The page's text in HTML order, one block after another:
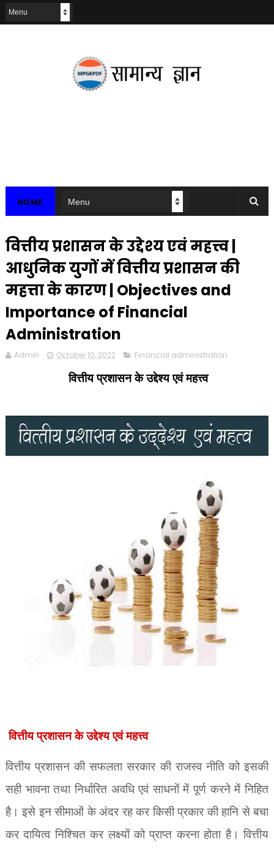
HOME
वित्तीय प्रशासन के उद्देश्य एवं महत्त्व |
आधुनिक युगों में वित्तीय प्रशासन की
महत्ता के कारण | Objectives and
Importance of Financial
Administration
Admin October 10, 2022 Financial administration
वित्तीय प्रशासन के उद्देश्य एवं महत्त्व
वित्तीय प्रशासन के उद्देश्य एवं महत्त्व
वित्तीय प्रशासन की सफलता सरकार की राजस्व नीति को इसकी
सही भावना तथा निर्धारित अवधि एवं साधनों में पूर्ण करने में निहित
है। इसे इन सीमाओं के अंदर रह कर किसी प्रकार की हानि से बचा
कर दायित्व निश्चित कर लक्ष्यों को प्राप्त करना होता है। वित्तीय